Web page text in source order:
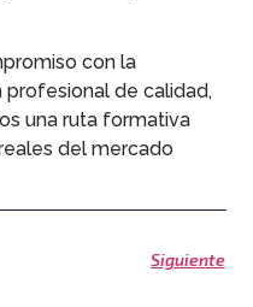
con la
de calidad,
una ruta formativa
del mercado
Siguiente